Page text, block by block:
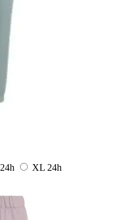
24h XL 24h